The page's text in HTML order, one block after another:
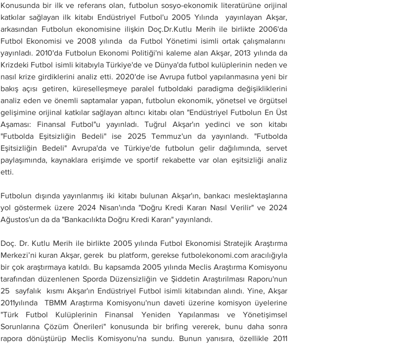
Konusunda bir ilk ve referans olan, futbolun sosyo-ekonomik literatürüne orijinal
katkılar sağlayan ilk kitabı Endüstriyel Futbol'u 2005 Yılında  yayınlayan Akşar,
arkasından Futbolun ekonomisine ilişkin Doç.Dr.Kutlu Merih ile birlikte 2006'da
Futbol Ekonomisi ve 2008 yılında  da Futbol Yönetimi isimli ortak çalışmalarını
yayınladı. 2010'da Futbolun Ekonomi Politiği'ni kaleme alan Akşar, 2013 yılında da
Krizdeki Futbol isimli kitabıyla Türkiye'de ve Dünya'da futbol kulüplerinin neden ve
nasıl krize girdiklerini analiz etti. 2020'de ise Avrupa futbol yapılanmasına yeni bir
bakış açısı getiren, küreselleşmeye paralel futboldaki paradigma değişikliklerini
analiz eden ve önemli saptamalar yapan, futbolun ekonomik, yönetsel ve örgütsel
gelişimine orijinal katkılar sağlayan altıncı kitabı olan "Endüstriyel Futbolun En Üst
Aşaması: Finansal Futbol"u yayınladı. Tuğrul Akşar'ın yedinci ve son kitabı
"Futbolda Eşitsizliğin Bedeli" ise 2025 Temmuz'un da yayınlandı. "Futbolda
Eşitsizliğin Bedeli" Avrupa'da ve Türkiye'de futbolun gelir dağılımında, servet
paylaşımında, kaynaklara erişimde ve sportif rekabette var olan eşitsizliği analiz
etti.
Futbolun dışında yayınlanmış iki kitabı bulunan Akşar'ın, bankacı meslektaşlarına
yol göstermek üzere 2024 Nisan'ında "Doğru Kredi Kararı Nasıl Verilir" ve 2024
Ağustos'un da da "Bankacılıkta Doğru Kredi Kararı" yayınlandı.
Doç. Dr. Kutlu Merih ile birlikte 2005 yılında Futbol Ekonomisi Stratejik Araştırma
Merkezi’ni kuran Akşar, gerek  bu platform, gerekse futbolekonomi.com aracılığıyla
bir çok araştırmaya katıldı. Bu kapsamda 2005 yılında Meclis Araştırma Komisyonu
tarafından düzenlenen Sporda Düzensizliğin ve Şiddetin Araştırilması Raporu'nun
25  sayfalık  kısmı Akşar'ın Endüstriyel Futbol isimli kitabından alındı. Yine, Akşar
2011yılında  TBMM Araştırma Komisyonu'nun daveti üzerine komisyon üyelerine
"Türk Futbol Kulüplerinin Finansal Yeniden Yapılanması ve Yönetişimsel
Sorunlarına Çözüm Önerileri" konusunda bir brifing vererek, bunu daha sonra
rapora dönüştürüp Meclis Komisyonu'na sundu. Bunun yanısıra, özellikle 2011